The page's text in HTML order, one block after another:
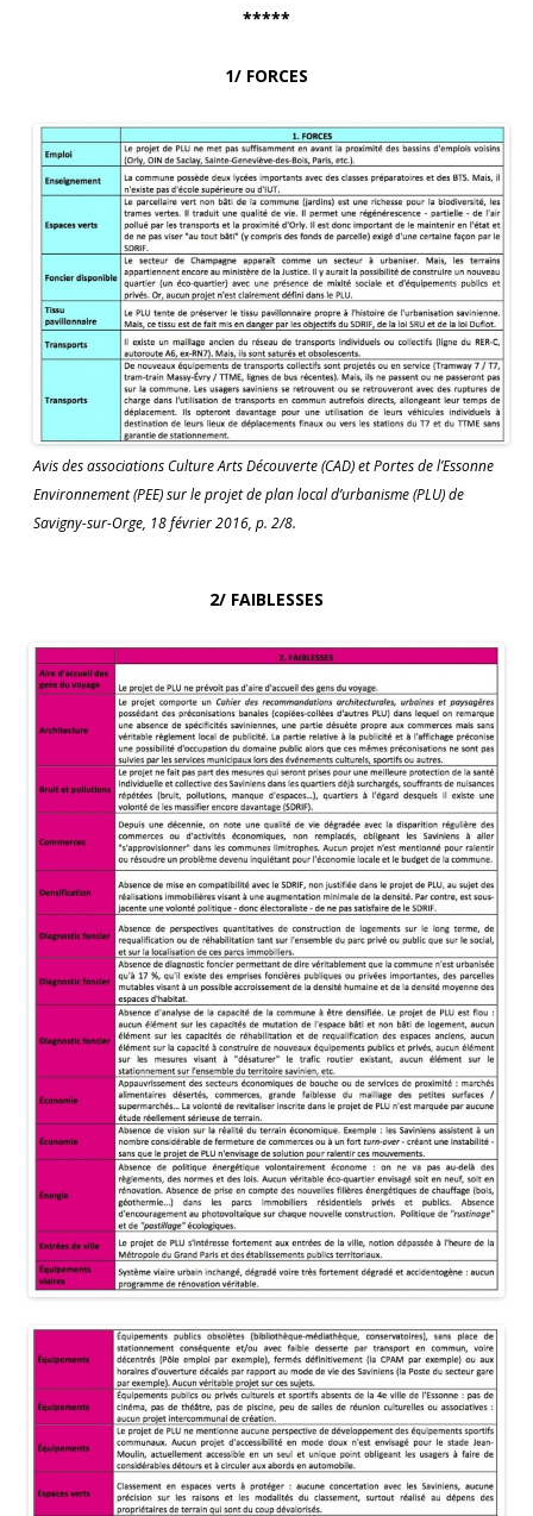
*****
1/ FORCES
Avis des associations Culture Arts Découverte (CAD) et Portes de l’Essonne
Environnement (PEE) sur le projet de plan local d’urbanisme (PLU) de
Savigny-sur-Orge, 18 février 2016, p. 2/8.
2/ FAIBLESSES